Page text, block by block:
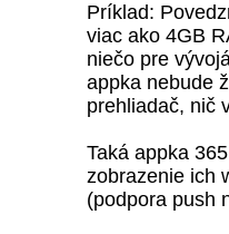
Príklad:
viac ako 4GB
niečo pre
appka nebude
prehliadač, nič
Taká appka
zobrazenie ich
(podpora push